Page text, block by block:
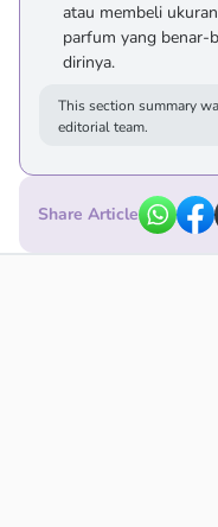
atau membeli
parfum yang benar-
dirinya.
This section summary
editorial team.
Share Article